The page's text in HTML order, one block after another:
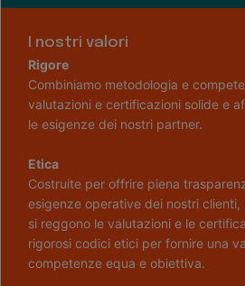
I nostri valori
Rigore
Combiniamo metodologia e
valutazioni e certificazioni solide e
le esigenze dei nostri partner.
Etica
Costruite per offrire piena
esigenze operative dei nostri
si reggono le valutazioni e le
rigorosi codici etici per fornire una
competenze equa e obiettiva.